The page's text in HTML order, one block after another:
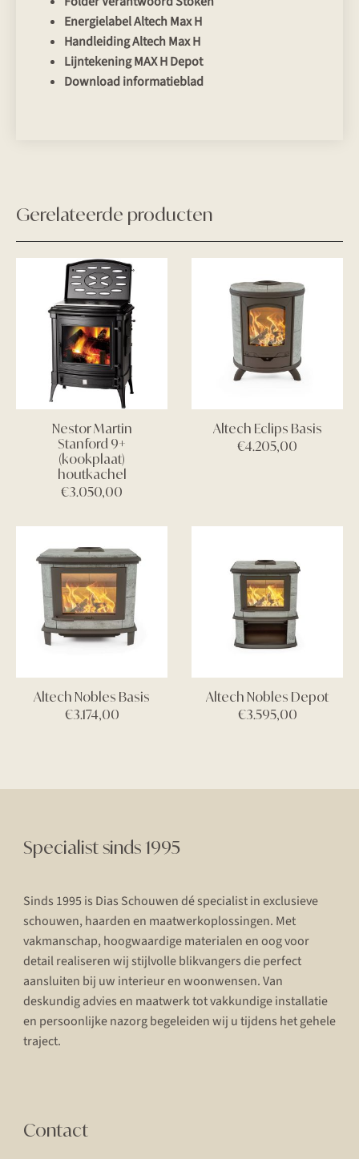
Energielabel Altech Max H
Handleiding Altech Max H
Lijntekening MAX H Depot
Download informatieblad
Gerelateerde producten
Nestor Martin
Stanford 9+
(kookplaat)
houtkachel
€3.050,00
Altech Eclips Basis
€4.205,00
Altech Nobles Basis
€3.174,00
Altech Nobles Depot
€3.595,00
Specialist sinds 1995
Sinds 1995 is Dias Schouwen dé specialist in exclusieve
schouwen, haarden en maatwerkoplossingen. Met
vakmanschap, hoogwaardige materialen en oog voor
detail realiseren wij stijlvolle blikvangers die perfect
aansluiten bij uw interieur en woonwensen. Van
deskundig advies en maatwerk tot vakkundige installatie
en persoonlijke nazorg begeleiden wij u tijdens het gehele
traject.
Contact